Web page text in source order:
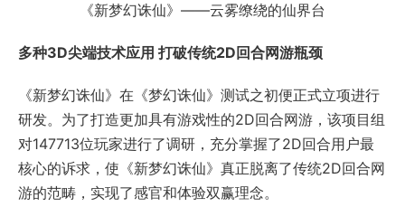
《新梦幻诛仙》——云雾缭绕的仙界台
多种3D尖端技术应用 打破传统2D回合网游瓶颈
《新梦幻诛仙》在《梦幻诛仙》测试之初便正式立项进行
研发。为了打造更加具有游戏性的2D回合网游，该项目组
对147713位玩家进行了调研，充分掌握了2D回合用户最
核心的诉求，使《新梦幻诛仙》真正脱离了传统2D回合网
游的范畴，实现了感官和体验双赢理念。